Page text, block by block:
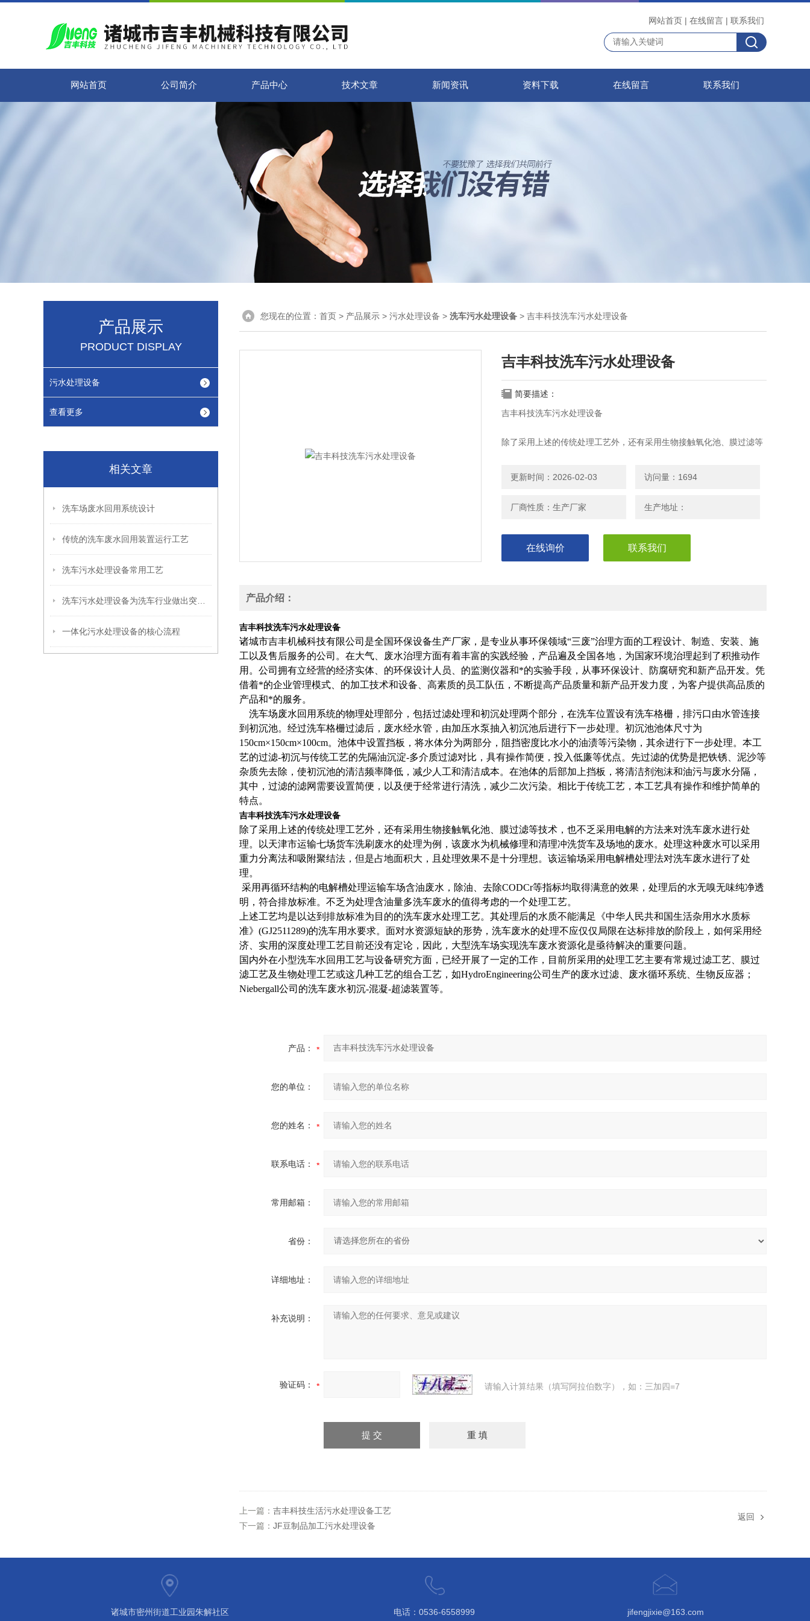
网站首页 | 在线留言 | 联系我们
网站首页 公司简介 产品中心 技术文章 新闻资讯 资料下载 在线留言 联系我们
产品展示
PRODUCT DISPLAY
污水处理设备
查看更多
相关文章
洗车场废水回用系统设计
传统的洗车废水回用装置运行工艺
洗车污水处理设备常用工艺
一体化污水处理设备的核心流程
您现在的位置： 首页 > 产品展示 > 污水处理设备 > 洗车污水处理设备 > 吉丰科技洗车污水处理设备
吉丰科技洗车污水处理设备
简要描述：
吉丰科技洗车污水处理设备
除了采用上述的传统处理工艺外，还有采用生物接触氧化池、膜过滤等
更新时间：2026-02-03 访问量：1694
厂商性质：生产厂家 生产地址：
在线询价 联系我们
产品介绍：
吉丰科技洗车污水处理设备
诸城市吉丰机械科技有限公司是全国环保设备生产厂家，是专业从事环保领域“三废”治理方面的工程设计、制造、安装、施
工以及售后服务的公司。在大气、废水治理方面有着丰富的实践经验，产品遍及全国各地，为国家环境治理起到了积推动作
用。公司拥有立经营的经济实体、的环保设计人员、的监测仪器和*的实验手段，从事环保设计、防腐研究和新产品开发。凭
借着*的企业管理模式、的加工技术和设备、高素质的员工队伍，不断提高产品质量和新产品开发力度，为客户提供高品质的
产品和*的服务。
洗车场废水回用系统的物理处理部分，包括过滤处理和初沉处理两个部分，在洗车位置设有洗车格栅，排污口由水管连接
到初沉池。经过洗车格栅过滤后， 废水经水管，由加压水泵抽入初沉池后进行下一步处理。初沉池池体尺寸为
150cm×150cm×100cm。池体中设置挡板，将水体分为两部分，阻挡密度比水小的油渍等污染物，其余进行下一步处理。本工
艺的过滤-初沉与传统工艺的先隔油沉淀-多介质过滤对比，具有操作简便，投入低廉等优点。先过滤的优势是把铁锈、泥沙等
杂质先去除，使初沉池的清洁频率降低，减少人工和清洁成本。在池体的后部加上挡板，将清洁剂泡沫和油污与废水分隔，
其中，过滤的滤网需要设置简便，以及便于经常进行清洗，减少二次污染。相比于传统工艺，本工艺具有操作和维护简单的
特点。
吉丰科技洗车污水处理设备
除了采用上述的传统处理工艺外，还有采用生物接触氧化池、膜过滤等技术，也不乏采用电解的方法来对洗车废水进行处
理。以天津市运输七场货车洗刷废水的处理为例，该废水为机械修理和清理冲洗货车及场地的废水。处理这种废水可以采用
重力分离法和吸附聚结法，但是占地面积大，且处理效果不是十分理想。该运输场采用电解槽处理法对洗车废水进行了处
理。
采用再循环结构的电解槽处理运输车场含油废水，除油、去除CODCr等指标均取得满意的效果，处理后的水无嗅无味纯净透
明，符合排放标准。不乏为处理含油量多洗车废水的值得考虑的一个处理工艺。
上述工艺均是以达到排放标准为目的的洗车废水处理工艺。其处理后的水质不能满足《中华人民共和国生活杂用水水质标
准》(GJ2511289)的洗车用水要求。面对水资源短缺的形势，洗车废水的处理不应仅仅局限在达标排放的阶段上，如何采用经
济、实用的深度处理工艺目前还没有定论，因此，大型洗车场实现洗车废水资源化是亟待解决的重要问题。
国内外在小型洗车水回用工艺与设备研究方面，已经开展了一定的工作，目前所采用的处理工艺主要有常规过滤工艺、膜过
滤工艺及生物处理工艺或这几种工艺的组合工艺，如HydroEngineering公司生产的废水过滤、废水循环系统、生物反应器；
Niebergall公司的洗车废水初沉-混凝-超滤装置等。
产品：
您的单位：
您的姓名：
联系电话：
常用邮箱：
省份：
详细地址：
补充说明：
验证码： 请输入计算结果（填写阿拉伯数字），如：三加四=7
上一篇： 吉丰科技生活污水处理设备工艺
下一篇： JF豆制品加工污水处理设备
返回
诸城市密州街道工业园朱解社区 电话：0536-6558999 jifengjixie@163.com